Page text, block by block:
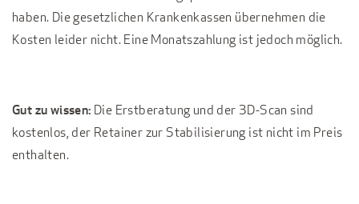
haben. Die gesetzlichen Krankenkassen übernehmen die
Kosten leider nicht. Eine Monatszahlung ist jedoch möglich.
Gut zu wissen: Die Erstberatung und der 3D-Scan sind
kostenlos, der Retainer zur Stabilisierung ist nicht im Preis
enthalten.